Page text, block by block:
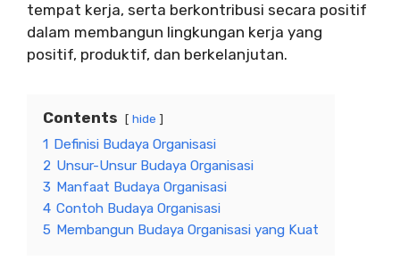
tempat kerja, serta berkontribusi secara positif
dalam membangun lingkungan kerja yang
positif, produktif, dan berkelanjutan.
Contents hide
1 Definisi Budaya Organisasi
2 Unsur-Unsur Budaya Organisasi
3 Manfaat Budaya Organisasi
4 Contoh Budaya Organisasi
5 Membangun Budaya Organisasi yang Kuat